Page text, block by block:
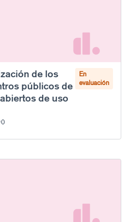
de los
públicos de
de uso
En
evaluación
0